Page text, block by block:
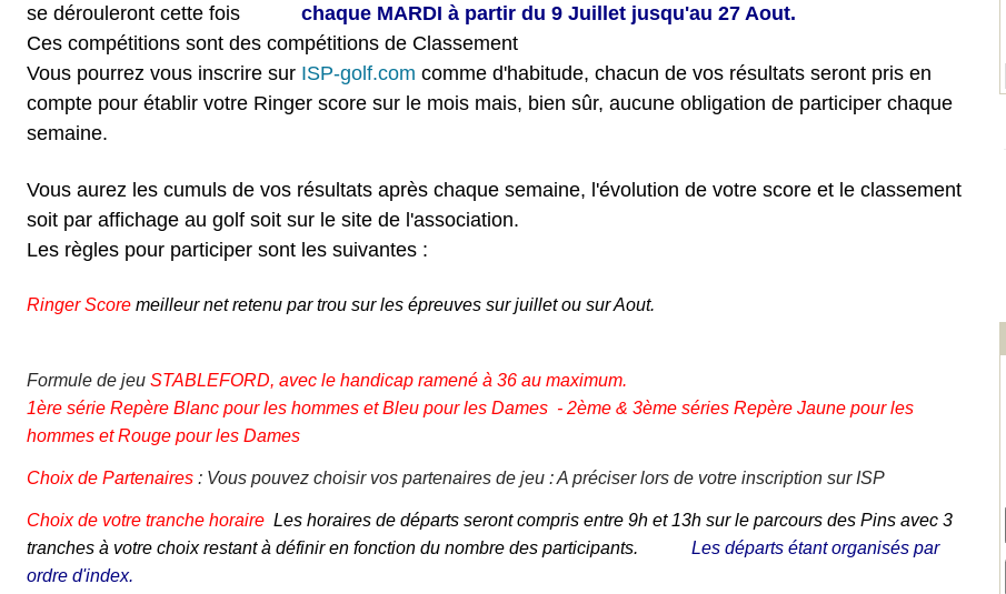
se dérouleront cette fois chaque MARDI à partir du 9 ‌Juillet jusqu'au 27 Aout.
Ces compétitions sont des compétitions de Classement
Vous pourrez vous inscrire sur ISP-golf.com comme d'habitude, chacun de vos résultats seront pris en
compte pour établir votre Ringer score sur le mois mais, bien sûr, aucune obligation de participer chaque
semaine.
Vous aurez les cumuls de vos résultats après chaque semaine, l'évolution de votre score et le classement
soit par affichage au golf soit sur le site de l'association.
Les règles pour participer sont les suivantes :
Ringer Score meilleur net retenu par trou sur les épreuves sur juillet ou sur Aout.
Formule de jeu STABLEFORD, avec le handicap ramené à 36 au maximum.
1ère série Repère Blanc pour les hommes et Bleu pour les Dames - 2ème & 3ème séries Repère Jaune pour les
hommes et Rouge pour les Dames
Choix de Partenaires : Vous pouvez choisir vos partenaires de jeu : A préciser lors de votre inscription sur ISP
Choix de votre tranche horaire Les horaires de départs seront compris entre 9h et 13h sur le parcours des Pins avec 3
tranches à votre choixrestant à définir en fonction du nombre des participants. Les départs étant organisés par
ordre d'index.
Mr Bricolage Carnac